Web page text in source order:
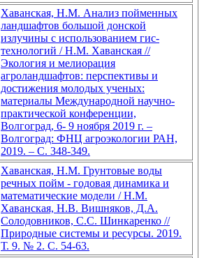
Хаванская, Н.М. Анализ пойменных
ландшафтов большой донской
излучины с использованием гис-
технологий / Н.М. Хаванская //
Экология и мелиорация
агроландшафтов: перспективы и
достижения молодых ученых:
материалы Международной научно-
практической конференции,
Волгоград, 6- 9 ноября 2019 г. –
Волгоград: ФНЦ агроэкологии РАН,
2019. – С. 348-349.
Хаванская, Н.М. Грунтовые воды
речных пойм - годовая динамика и
математические модели / Н.М.
Хаванская, Н.В. Вишняков, Д.А.
Солодовников, С.С. Шинкаренко //
Природные системы и ресурсы. 2019.
Т. 9. № 2. С. 54-63.